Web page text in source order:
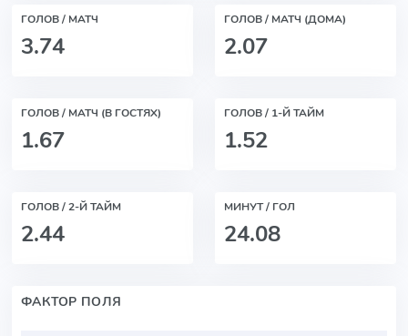
ГОЛОВ / МАТЧ
3.74
ГОЛОВ / МАТЧ (ДОМА)
2.07
ГОЛОВ / МАТЧ (В ГОСТЯХ)
1.67
ГОЛОВ / 1-Й ТАЙМ
1.52
ГОЛОВ / 2-Й ТАЙМ
2.44
МИНУТ / ГОЛ
24.08
ФАКТОР ПОЛЯ